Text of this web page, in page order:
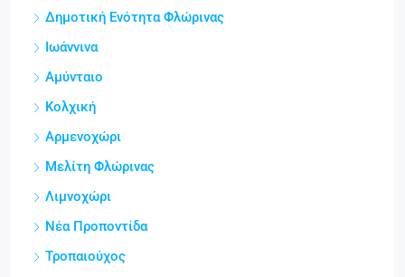
Δημοτική Ενότητα Φλώρινας
Ιωάννινα
Αμύνταιο
Κολχική
Αρμενοχώρι
Μελίτη Φλώρινας
Λιμνοχώρι
Νέα Προποντίδα
Τροπαιούχος